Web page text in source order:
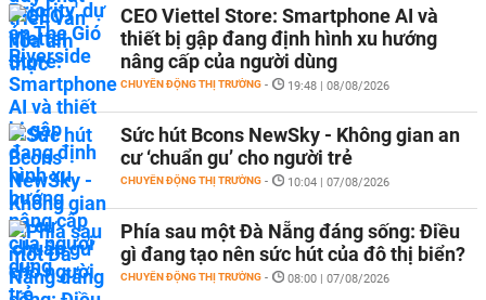
CEO Viettel Store: Smartphone AI và
thiết bị gập đang định hình xu hướng
nâng cấp của người dùng
CHUYỂN ĐỘNG THỊ TRƯỜNG - 19:48 | 08/08/2026
Sức hút Bcons NewSky - Không gian an
cư ‘chuẩn gu’ cho người trẻ
CHUYỂN ĐỘNG THỊ TRƯỜNG - 10:04 | 07/08/2026
Phía sau một Đà Nẵng đáng sống: Điều
gì đang tạo nên sức hút của đô thị biển?
CHUYỂN ĐỘNG THỊ TRƯỜNG - 08:00 | 07/08/2026